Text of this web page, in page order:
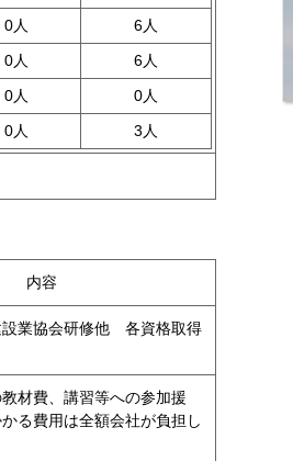
0人
6人
0人
6人
0人
0人
0人 3人
内容
業協会研修他 各資格取得
材費、講習等への参加援
る費用は全額会社が負担し